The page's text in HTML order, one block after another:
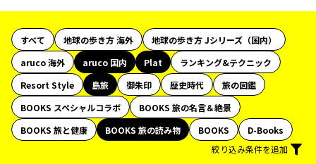
すべて 地球の歩き方 海外
地球の歩き方 Jシリーズ（国内）
aruco 海外
aruco 国内 Plat
ランキング&テクニック
Resort Style
島旅 御朱印 歴史時代
旅の図鑑
BOOKS スペシャルコラボ
BOOKS 旅の名言＆絶景
BOOKS 旅と健康
BOOKS 旅の読み物 BOOKS
D-Books
絞り込み条件を追加